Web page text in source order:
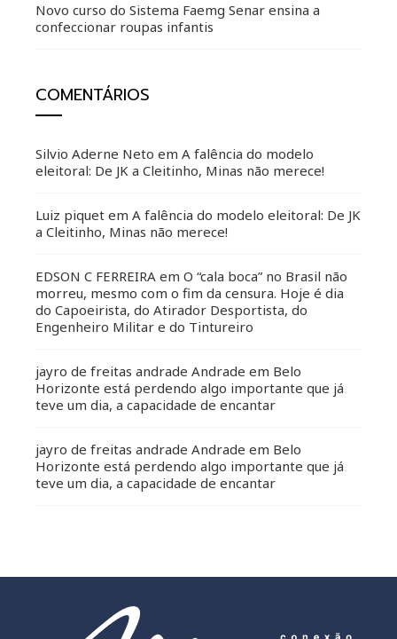
Novo curso do Sistema Faemg Senar ensina a
confeccionar roupas infantis
COMENTÁRIOS
Silvio Aderne Neto em A falência do modelo
eleitoral: De JK a Cleitinho, Minas não merece!
Luiz piquet em A falência do modelo eleitoral: De JK
a Cleitinho, Minas não merece!
EDSON C FERREIRA em O “cala boca” no Brasil não
morreu, mesmo com o fim da censura. Hoje é dia
do Capoeirista, do Atirador Desportista, do
Engenheiro Militar e do Tintureiro
jayro de freitas andrade Andrade em Belo
Horizonte está perdendo algo importante que já
teve um dia, a capacidade de encantar
jayro de freitas andrade Andrade em Belo
Horizonte está perdendo algo importante que já
teve um dia, a capacidade de encantar